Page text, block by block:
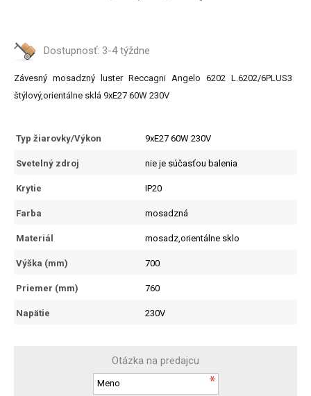
Dostupnosť: 3-4 týždne
Závesný mosadzný luster Reccagni Angelo 6202 L.6202/6PLUS3
štýlový,orientálne sklá 9xE27 60W 230V
Typ žiarovky/Výkon 9xE27 60W 230V
Svetelný zdroj nie je súčasťou balenia
Krytie IP20
Farba mosadzná
Materiál mosadz,orientálne sklo
Výška (mm) 700
Priemer (mm) 760
Napätie 230V
Otázka na predajcu